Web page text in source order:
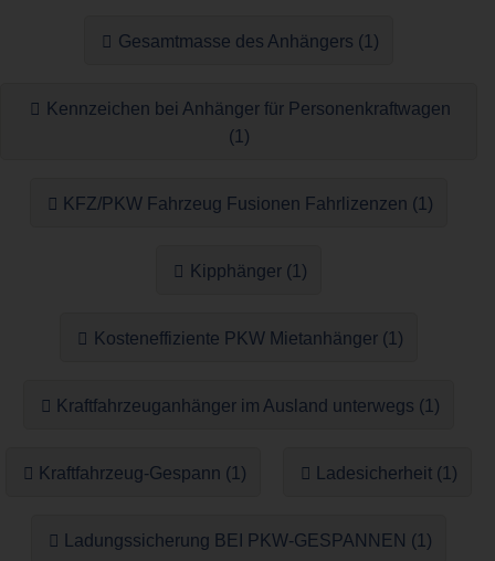
Gesamtmasse des Anhängers (1)
Kennzeichen bei Anhänger für Personenkraftwagen
(1)
KFZ/PKW Fahrzeug Fusionen Fahrlizenzen (1)
Kipphänger (1)
Kosteneffiziente PKW Mietanhänger (1)
Kraftfahrzeuganhänger im Ausland unterwegs (1)
Kraftfahrzeug-Gespann (1) Ladesicherheit (1)
Ladungssicherung BEI PKW-GESPANNEN (1)